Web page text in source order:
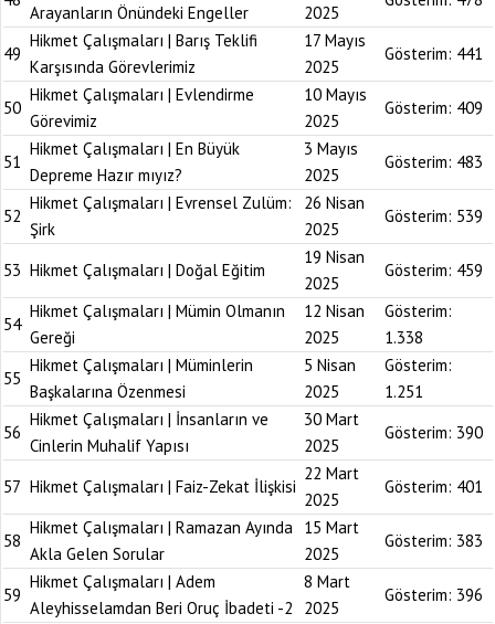
Arayanların Önündeki Engeller 2025
49
Hikmet Çalışmaları | Barış Teklifi
Karşısında Görevlerimiz
17 Mayıs
2025
Gösterim: 441
50
Hikmet Çalışmaları | Evlendirme
Görevimiz
10 Mayıs
2025
Gösterim: 409
51
Hikmet Çalışmaları | En Büyük
Depreme Hazır mıyız?
3 Mayıs
2025
Gösterim: 483
52
Hikmet Çalışmaları | Evrensel Zulüm:
Şirk
26 Nisan
2025
Gösterim: 539
53 Hikmet Çalışmaları | Doğal Eğitim
19 Nisan
2025
Gösterim: 459
54
Hikmet Çalışmaları | Mümin Olmanın
Gereği
12 Nisan
2025
Gösterim:
1.338
55
Hikmet Çalışmaları | Müminlerin
Başkalarına Özenmesi
5 Nisan
2025
Gösterim:
1.251
56
Hikmet Çalışmaları | İnsanların ve
Cinlerin Muhalif Yapısı
30 Mart
2025
Gösterim: 390
57 Hikmet Çalışmaları | Faiz-Zekat İlişkisi
22 Mart
2025
Gösterim: 401
58
Hikmet Çalışmaları | Ramazan Ayında
Akla Gelen Sorular
15 Mart
2025
Gösterim: 383
59
Hikmet Çalışmaları | Adem
Aleyhisselamdan Beri Oruç İbadeti -2
8 Mart
2025
Gösterim: 396